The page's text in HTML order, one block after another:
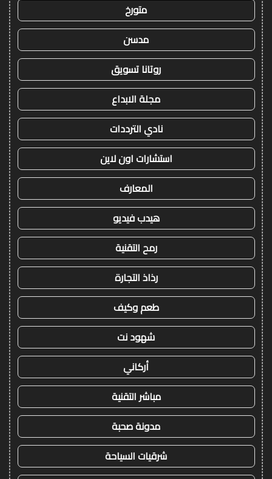
متورخ
مدسن
روتانا تسويق
مجلة الابداع
نادي الترددات
استشارات اون لاين
المعارف
هيدب فيديو
رمح التقنية
رذاذ التجارة
طعم وكيف
شهود نت
أركاني
مباشر التقنية
مدونة صحبة
شرقيات السياحة